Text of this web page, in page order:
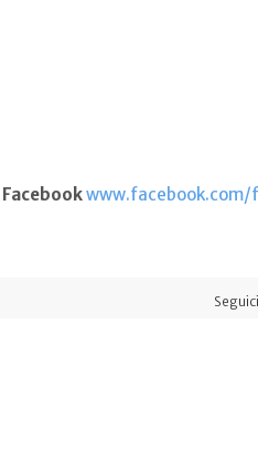
Facebook